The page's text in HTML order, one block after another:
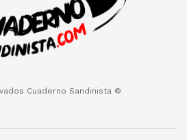
Cuaderno Sandinista ®